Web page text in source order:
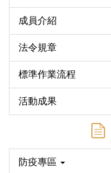
成員介紹
法令規章
標準作業流程
活動成果
防疫專區